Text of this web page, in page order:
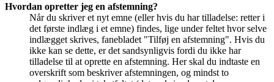
Hvordan opretter jeg en afstemning?
Når du skriver et nyt emne (eller hvis du har tilladelse: retter i
det første indlæg i et emne) findes, lige under feltet hvor selve
indlægget skrives, fanebladet "Tilføj en afstemning". Hvis du
ikke kan se dette, er det sandsynligvis fordi du ikke har
tilladelse til at oprette en afstemning. Her skal du indtaste en
overskrift som beskriver afstemningen, og mindst to